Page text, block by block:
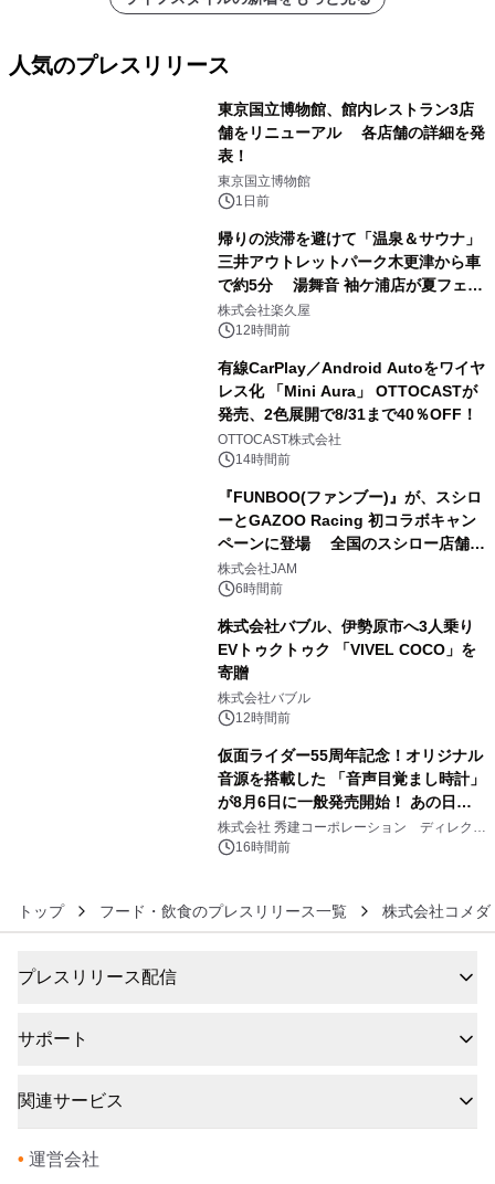
人気のプレスリリース
東京国立博物館、館内レストラン3店
舗をリニューアル 各店舗の詳細を発
表！
東京国立博物館
1日前
帰りの渋滞を避けて「温泉＆サウナ」
三井アウトレットパーク木更津から車
で約5分 湯舞音 袖ケ浦店が夏フェア
メニューを提供
株式会社楽久屋
12時間前
有線CarPlay／Android Autoをワイヤ
レス化 「Mini Aura」 OTTOCASTが
発売、2色展開で8/31まで40％OFF！
OTTOCAST株式会社
14時間前
『FUNBOO(ファンブー)』が、スシロ
ーとGAZOO Racing 初コラボキャン
ペーンに登場 全国のスシロー店舗で
GR 4車種の FUNBOO(ミニカー)付き
メニューが展開されます
株式会社JAM
6時間前
株式会社バブル、伊勢原市へ3人乗り
EVトゥクトゥク 「VIVEL COCO」を
寄贈
株式会社バブル
12時間前
仮面ライダー55周年記念！オリジナル
音源を搭載した 「音声目覚まし時計」
が8月6日に一般発売開始！ あの日の
大興奮が今甦る
株式会社 秀建コーポレーション ディレクト
アートギャラリー
16時間前
トップ フード・飲食のプレスリリース一覧 株式会社コメダ
プレスリリース配信
サポート
関連サービス
• 運営会社